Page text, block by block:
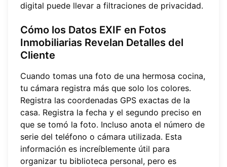
digital puede llevar a filtraciones de privacidad.
Cómo los Datos EXIF en Fotos
Inmobiliarias Revelan Detalles del
Cliente
Cuando tomas una foto de una hermosa cocina,
tu cámara registra más que solo los colores.
Registra las coordenadas GPS exactas de la
casa. Registra la fecha y el segundo preciso en
que se tomó la foto. Incluso anota el número de
serie del teléfono o cámara utilizada. Esta
información es increíblemente útil para
organizar tu biblioteca personal, pero es